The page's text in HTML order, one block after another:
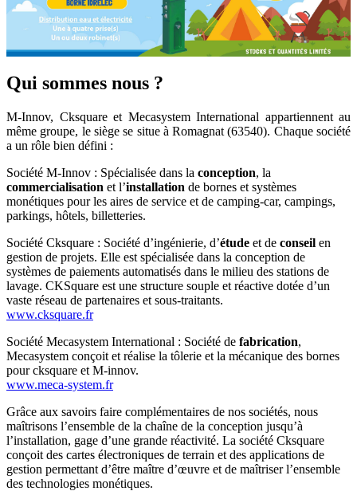
Qui sommes nous ?
M-Innov, Cksquareet Mecasystem International appartiennent au
même groupe, le siège se situe à Romagnat (63540). Chaque société
a un rôle bien défini :
Société M-Innov : Spécialisée dans la conception, la
commercialisation et l’installation de bornes et systèmes
monétiques pour les aires de service et de camping-car, campings,
parkings, hôtels, billetteries.
Société Cksquare : Société d’ingénierie, d’étude et de conseil en
gestion de projets. Elle est spécialisée dans la conception de
systèmes de paiements automatisés dans le milieu des stations de
lavage. CKSquare est une structure souple et réactive dotée d’un
vaste réseau de partenaires et sous-traitants.
www.cksquare.fr
Société Mecasystem International : Société de fabrication,
Mecasystem conçoit et réalise la tôlerie et la mécanique des bornes
pour cksquare et M-innov.
www.meca-system.fr
Grâce aux savoirs faire complémentaires de nos sociétés, nous
maîtrisons l’ensemble de la chaîne de la conception jusqu’à
l’installation, gage d’une grande réactivité. La société Cksquare
conçoit des cartes électroniques de terrain et des applications de
gestion permettant d’être maître d’œuvre et de maîtriser l’ensemble
des technologies monétiques.